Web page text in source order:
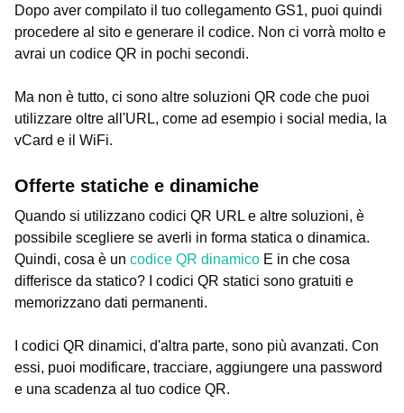
Dopo aver compilato il tuo collegamento GS1, puoi quindi
procedere al sito e generare il codice. Non ci vorrà molto e
avrai un codice QR in pochi secondi.
Ma non è tutto, ci sono altre soluzioni QR code che puoi
utilizzare oltre all'URL, come ad esempio i social media, la
vCard e il WiFi.
Offerte statiche e dinamiche
Quando si utilizzano codici QR URL e altre soluzioni, è
possibile scegliere se averli in forma statica o dinamica.
Quindi, cosa è un codice QR dinamico E in che cosa
differisce da statico? I codici QR statici sono gratuiti e
memorizzano dati permanenti.
I codici QR dinamici, d'altra parte, sono più avanzati. Con
essi, puoi modificare, tracciare, aggiungere una password
e una scadenza al tuo codice QR.